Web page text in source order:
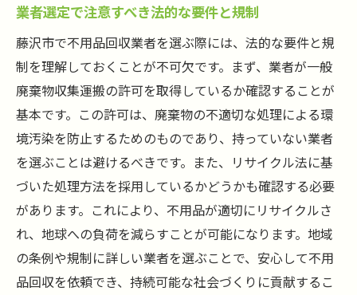
業者選定で注意すべき法的な要件と規制
藤沢市で不用品回収業者を選ぶ際には、法的な要件と規
制を理解しておくことが不可欠です。まず、業者が一般
廃棄物収集運搬の許可を取得しているか確認することが
基本です。この許可は、廃棄物の不適切な処理による環
境汚染を防止するためのものであり、持っていない業者
を選ぶことは避けるべきです。また、リサイクル法に基
づいた処理方法を採用しているかどうかも確認する必要
があります。これにより、不用品が適切にリサイクルさ
れ、地球への負荷を減らすことが可能になります。地域
の条例や規制に詳しい業者を選ぶことで、安心して不用
品回収を依頼でき、持続可能な社会づくりに貢献するこ